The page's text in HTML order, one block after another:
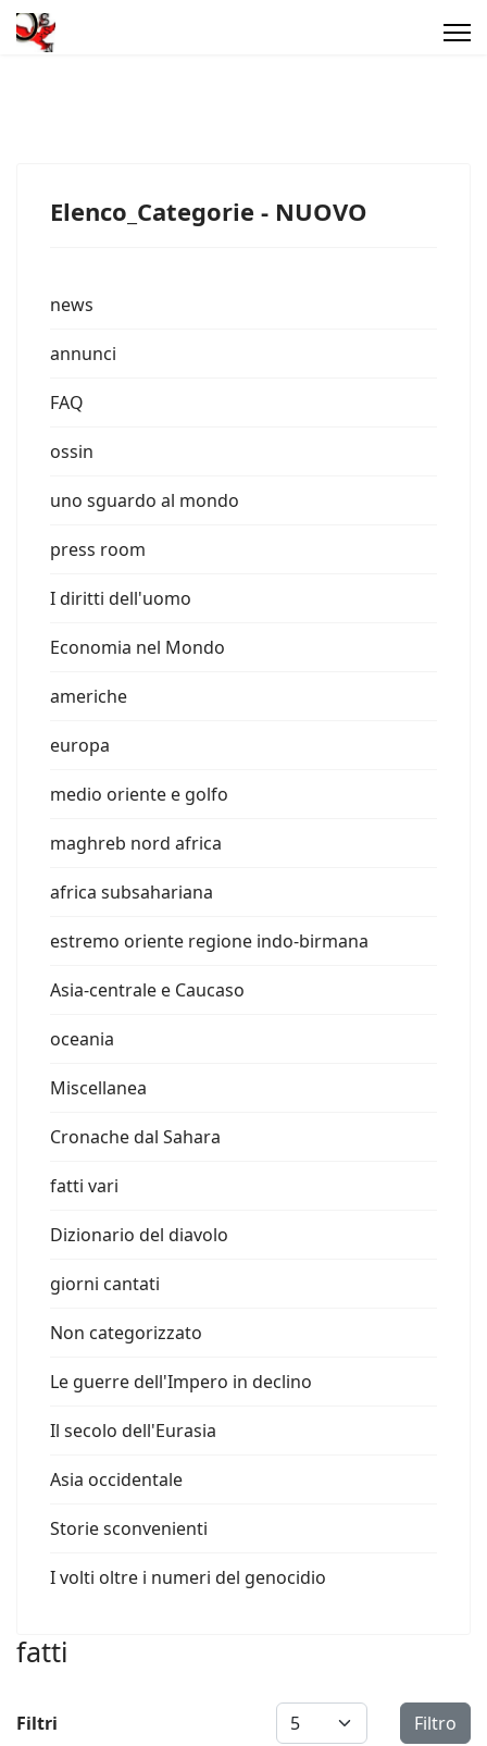
Elenco_Categorie - NUOVO
news
annunci
FAQ
ossin
uno sguardo al mondo
press room
I diritti dell'uomo
Economia nel Mondo
americhe
europa
medio oriente e golfo
maghreb nord africa
africa subsahariana
estremo oriente regione indo-birmana
Asia-centrale e Caucaso
oceania
Miscellanea
Cronache dal Sahara
fatti vari
Dizionario del diavolo
giorni cantati
Non categorizzato
Le guerre dell'Impero in declino
Il secolo dell'Eurasia
Asia occidentale
Storie sconvenienti
I volti oltre i numeri del genocidio
fatti
Filtri Visualizza # Filtro